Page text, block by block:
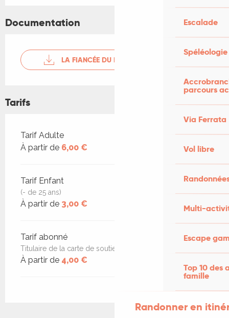
Escalade
Spéléologie
parcours
Via Ferrata
Vol libre
Multi-
Escape
Top 10 des
famille
Randonner en
Documentation
LA FIANCÉE DU POÈTE
Tarifs
Tarifs 2026
Tarif Adulte
À partir de 6,00 €
Tarif Enfant
(- de 25 ans)
À partir de 3,00 €
Tarif abonné
Titulaire de la carte de soutien
À partir de 4,00 €